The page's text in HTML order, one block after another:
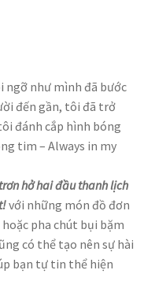
ngỡ như mình đã bước
đến gần, tôi đã trở
đánh cắp hình bóng
tim – Always in my
hở hai đầu thanh lịch
với những món đồ đơn
pha chút bụi bặm
có thể tạo nên sự hài
bạn tự tin thể hiện